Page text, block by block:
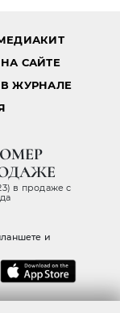
БЕЗ
НА
В
слухи о